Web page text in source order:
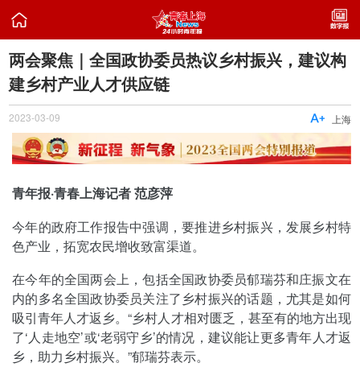

两会聚焦｜全国政协委员热议乡村振兴，建议构
建乡村产业人才供应链
2023-03-09 上海

青年报·青春上海记者 范彦萍
今年的政府工作报告中强调，要推进乡村振兴，发展乡村特
色产业，拓宽农民增收致富渠道。
在今年的全国两会上，包括全国政协委员郁瑞芬和庄振文在
内的多名全国政协委员关注了乡村振兴的话题，尤其是如何
吸引青年人才返乡。“乡村人才相对匮乏，甚至有的地方出现
了‘人走地空’或‘老弱守乡’的情况，建议能让更多青年人才返
乡，助力乡村振兴。”郁瑞芬表示。